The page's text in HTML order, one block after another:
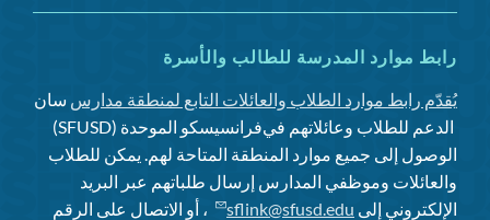
رابط موارد المدرسة للطالب والأسرة
يُقدّم رابط موارد الطلاب والعائلات التابع لمنطقة مدارس سان
فرانسيسكو الموحدة (SFUSD)الدعم للطلاب وعائلاتهم في
الوصول إلى جميع موارد المنطقة المتاحة لهم. يمكن للطلاب
والعائلات وموظفي المدارس إرسال طلباتهم عبر البريد
الإلكتروني إلى sflink@sfusd.edu
، أو الاتصال على الرقم